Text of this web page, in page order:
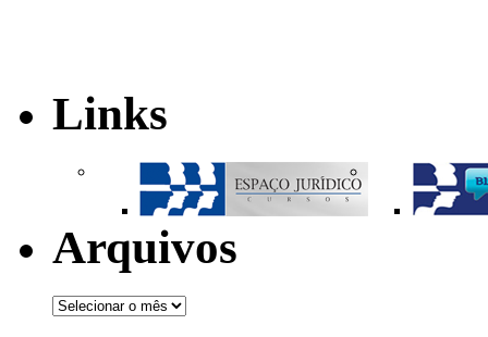
Links
Arquivos